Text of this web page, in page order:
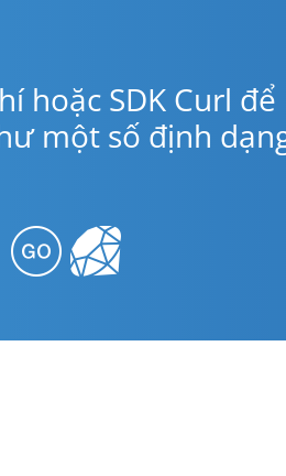
hoặc SDK Curl để
một số định